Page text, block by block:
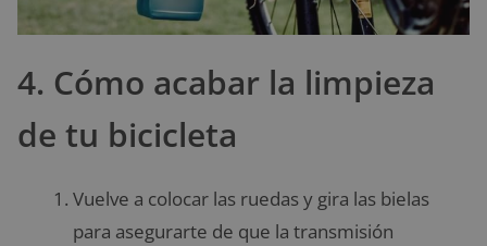
4. Cómo acabar la limpieza
de tu bicicleta
Vuelve a colocar las ruedas y gira las bielas
para asegurarte de que la transmisión